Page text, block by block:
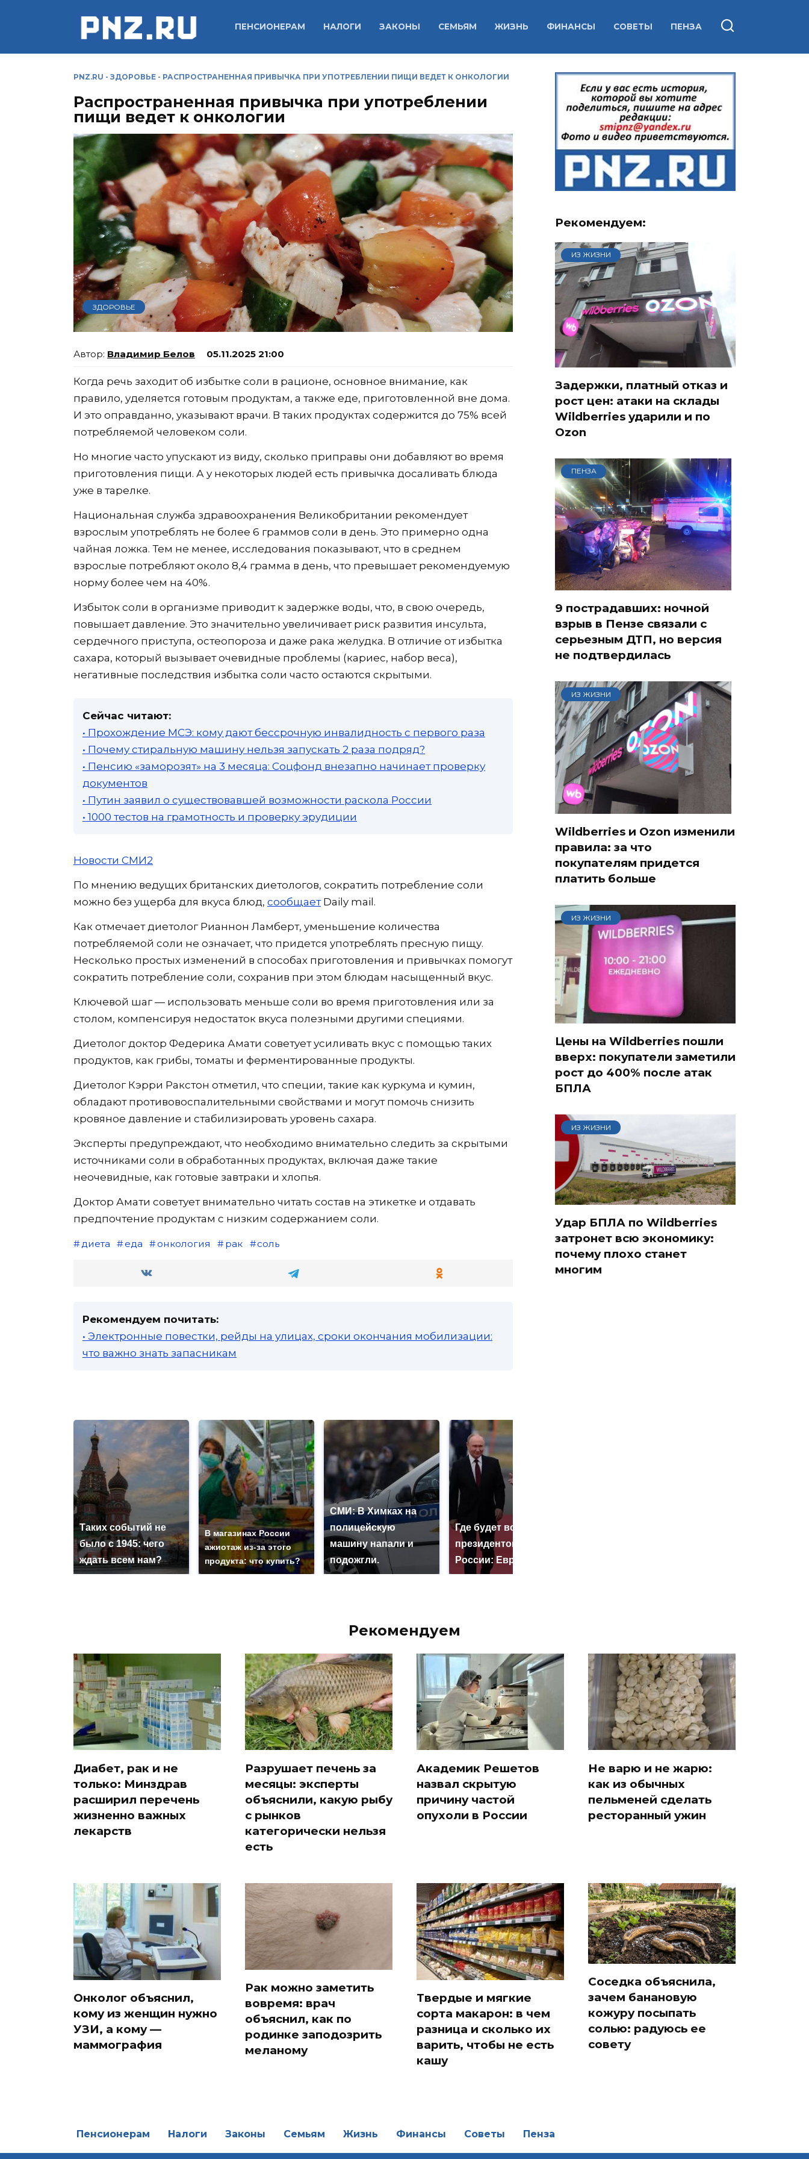
ПЕНСИОНЕРАМ НАЛОГИ ЗАКОНЫ СЕМЬЯМ ЖИЗНЬ ФИНАНСЫ СОВЕТЫ ПЕНЗА
PNZ.RU - ЗДОРОВЬЕ - РАСПРОСТРАНЕННАЯ ПРИВЫЧКА ПРИ УПОТРЕБЛЕНИИ ПИЩИ ВЕДЕТ К ОНКОЛОГИИ
Распространенная привычка при употреблении
пищи ведет к онкологии
ЗДОРОВЬЕ
Владимир Белов 05.11.2025 21:00
Когда речь заходит об избытке соли в рационе, основное внимание, как
правило, уделяется готовым продуктам, а также еде, приготовленной вне дома.
И это оправданно, указывают врачи. В таких продуктах содержится до 75% всей
потребляемой человеком соли.
Но многие часто упускают из виду, сколько приправы они добавляют во время
приготовления пищи. А у некоторых людей есть привычка досаливать блюда
уже в тарелке.
Национальная служба здравоохранения Великобритании рекомендует
взрослым употреблять не более 6 граммов соли в день. Это примерно одна
чайная ложка. Тем не менее, исследования показывают, что в среднем
взрослые потребляют около 8,4 грамма в день, что превышает рекомендуемую
норму более чем на 40%.
Избыток соли в организме приводит к задержке воды, что, в свою очередь,
повышает давление. Это значительно увеличивает риск развития инсульта,
сердечного приступа, остеопороза и даже рака желудка. В отличие от избытка
сахара, который вызывает очевидные проблемы (кариес, набор веса),
негативные последствия избытка соли часто остаются скрытыми.
Сейчас читают:
• Прохождение МСЭ: кому дают бессрочную инвалидность с первого раза
• Почему стиральную машину нельзя запускать 2 раза подряд?
• Пенсию «заморозят» на 3 месяца: Соцфонд внезапно начинает проверку
документов
• Путин заявил о существовавшей возможности раскола России
• 1000 тестов на грамотность и проверку эрудиции
Новости СМИ2
По мнению ведущих британских диетологов, сократить потребление соли
можно без ущерба для вкуса блюд, сообщаетDaily mail.
Как отмечает диетолог Рианнон Ламберт, уменьшение количества
потребляемой соли не означает, что придется употреблять пресную пищу.
Несколько простых изменений в способах приготовления и привычках помогут
сократить потребление соли, сохранив при этом блюдам насыщенный вкус.
Ключевой шаг — использовать меньше соли во время приготовления или за
столом, компенсируя недостаток вкуса полезными другими специями.
Диетолог доктор Федерика Амати советует усиливать вкус с помощью таких
продуктов, как грибы, томаты и ферментированные продукты.
Диетолог Кэрри Ракстон отметил, что специи, такие как куркума и кумин,
обладают противовоспалительными свойствами и могут помочь снизить
кровяное давление и стабилизировать уровень сахара.
Эксперты предупреждают, что необходимо внимательно следить за скрытыми
источниками соли в обработанных продуктах, включая даже такие
неочевидные, как готовые завтраки и хлопья.
Доктор Амати советует внимательно читать состав на этикетке и отдавать
предпочтение продуктам с низким содержанием соли.
диета еда онкология рак соль
Рекомендуем почитать:
• Электронные повестки, рейды на улицах, сроки окончания мобилизации:
что важно знать запасникам
Таких событий не
было с 1945: чего
ждать всем нам?
В магазинах России
ажиотаж из-за этого
продукта: что купить?
СМИ: В Химках на
полицейскую
машину напали и
подожгли.
Где будет встреча
президентов США и
России: Европа?
Рекомендуем:
ИЗ ЖИЗНИ
Задержки, платный отказ и
рост цен: атаки на склады
Wildberries ударили и по
Ozon
ПЕНЗА
9 пострадавших: ночной
взрыв в Пензе связали с
серьезным ДТП, но версия
не подтвердилась
ИЗ ЖИЗНИ
Wildberries и Ozon изменили
правила: за что
покупателям придется
платить больше
ИЗ ЖИЗНИ
Цены на Wildberries пошли
вверх: покупатели заметили
рост до 400% после атак
БПЛА
ИЗ ЖИЗНИ
Удар БПЛА по Wildberries
затронет всю экономику:
почему плохо станет
многим
Рекомендуем
Диабет, рак и не
только: Минздрав
расширил перечень
жизненно важных
лекарств
Разрушает печень за
месяцы: эксперты
объяснили, какую рыбу
с рынков
категорически нельзя
есть
Академик Решетов
назвал скрытую
причину частой
опухоли в России
Не варю и не жарю:
как из обычных
пельменей сделать
ресторанный ужин
Онколог объяснил,
кому из женщин нужно
УЗИ, а кому —
маммография
Рак можно заметить
вовремя: врач
объяснил, как по
родинке заподозрить
меланому
Твердые и мягкие
сорта макарон: в чем
разница и сколько их
варить, чтобы не есть
кашу
Соседка объяснила,
зачем банановую
кожуру посыпать
солью: радуюсь ее
совету
Пенсионерам Налоги Законы Семьям Жизнь Финансы Советы Пенза